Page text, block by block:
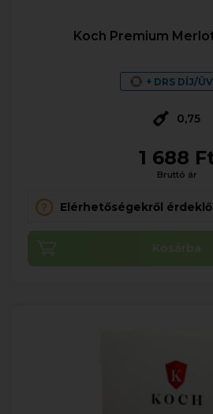
Koch Premium
+ DRS DÍJ/
0,75
1 688
Bruttó ár
Elérhetőségekről
Kosárba